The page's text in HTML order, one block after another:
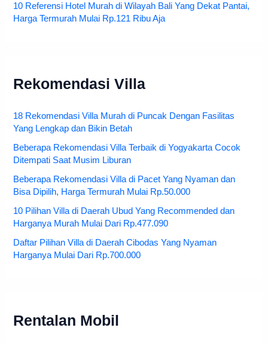
10 Referensi Hotel Murah di Wilayah Bali Yang Dekat Pantai,
Harga Termurah Mulai Rp.121 Ribu Aja
Rekomendasi Villa
18 Rekomendasi Villa Murah di Puncak Dengan Fasilitas
Yang Lengkap dan Bikin Betah
Beberapa Rekomendasi Villa Terbaik di Yogyakarta Cocok
Ditempati Saat Musim Liburan
Beberapa Rekomendasi Villa di Pacet Yang Nyaman dan
Bisa Dipilih, Harga Termurah Mulai Rp.50.000
10 Pilihan Villa di Daerah Ubud Yang Recommended dan
Harganya Murah Mulai Dari Rp.477.090
Daftar Pilihan Villa di Daerah Cibodas Yang Nyaman
Harganya Mulai Dari Rp.700.000
Rentalan Mobil